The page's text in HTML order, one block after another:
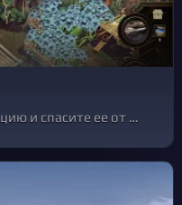
Возродите цивилизацию и спасите ее от смертоносных дождей в градостроительном симуляторе в мире темного фэнтези. В роли наместника королевы возглавьте людей, бобров, ящеров, лис и гарпий и подчините себе природу.